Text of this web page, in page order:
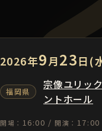
2026年9月23日(
福岡県
宗像ユリッ
ントホール
開場： 16:00 / 開演： 17:00